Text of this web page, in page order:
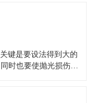
键是要设法得到大的
时也要使抛光损伤层